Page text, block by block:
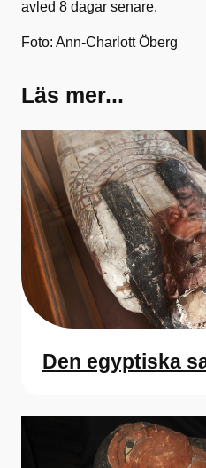
avled 8 dagar senare.
Foto: Ann-Charlott Öberg
Läs mer...
Den egyptiska